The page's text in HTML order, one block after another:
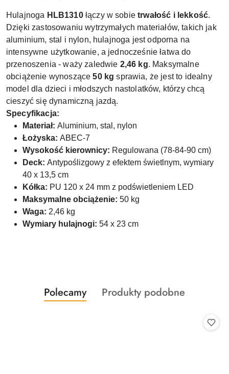
Hulajnoga HLB1310łączy w sobie trwałość i lekkość.
Dzięki zastosowaniu wytrzymałych materiałów, takich jak
aluminium, stal i nylon, hulajnoga jest odporna na
intensywne użytkowanie, a jednocześnie łatwa do
przenoszenia - waży zaledwie 2,46 kg. Maksymalne
obciążenie wynoszące 50 kg sprawia, że jest to idealny
model dla dzieci i młodszych nastolatków, którzy chcą
cieszyć się dynamiczną jazdą.
Specyfikacja:
Materiał: Aluminium, stal, nylon
Łożyska: ABEC-7
Wysokość kierownicy: Regulowana (78-84-90 cm)
Deck: Antypoślizgowy z efektem świetlnym, wymiary
40 x 13,5 cm
Kółka: PU 120 x 24 mm z podświetleniem LED
Maksymalne obciążenie: 50 kg
Waga: 2,46 kg
Wymiary hulajnogi: 54 x 23 cm
Pomiń karuzelę produktów
Produkty
o
Polecamy
Produkty
Produkty podobne